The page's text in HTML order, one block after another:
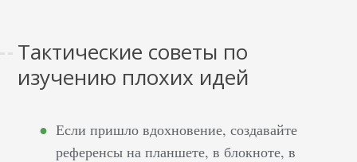
Тактические советы по
изучению плохих идей
Если пришло вдохновение, создавайте
референсы на планшете, в блокноте, в